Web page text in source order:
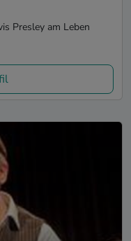
Presley am Leben